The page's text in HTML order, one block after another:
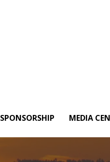
SPONSORSHIP MEDIA